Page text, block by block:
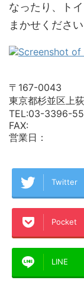
なったり、ト
まかせください
〒167-0043
東京都杉並区上
TEL:03-3396-
FAX:
営業日：
Twitter
Pocket
LINE